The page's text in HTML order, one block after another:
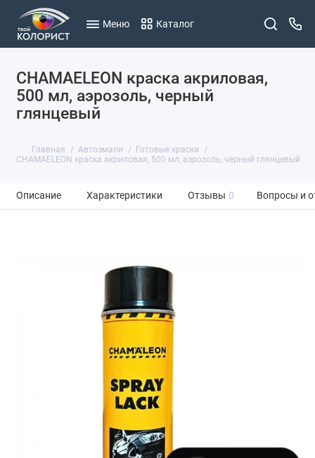
Меню Каталог
CHAMAELEON краска акриловая,
500 мл, аэрозоль, черный
глянцевый
Главная Автоэмали
Готовые краски
CHAMAELEON краска акриловая, 500 мл, аэрозоль, черный глянцевый
Описание Характеристики Отзывы 0 Вопросы и